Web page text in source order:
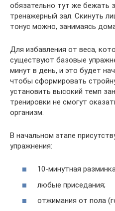
обязательно тут же бежать
тренажерный зал. Скинуть
тонус можно, занимаясь
Для избавления от веса,
существуют базовые
минут в день, и это будет
чтобы сформировать
установить высокий темп
тренировки не смогут
организм.
В начальном этапе
упражнения:
10-минутная
любые приседания;
отжимания от пола